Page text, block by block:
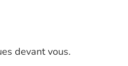
devant vous.